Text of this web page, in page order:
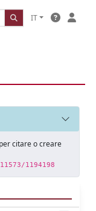
IT
citare o creare
1194198